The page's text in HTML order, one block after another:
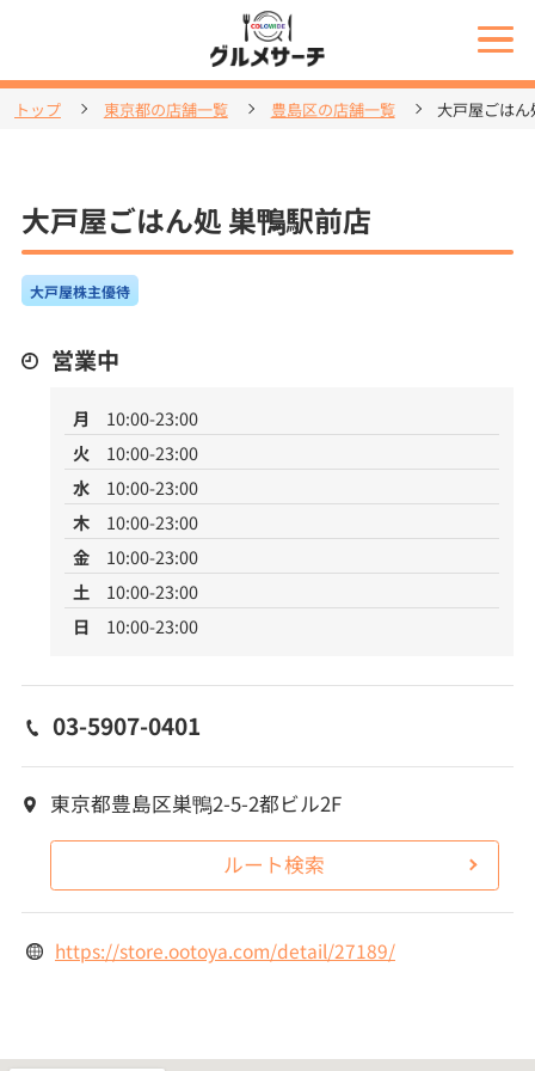
トップ 東京都の店舗一覧 豊島区の店舗一覧 大戸屋ごは
大戸屋ごはん処 巣鴨駅前店
大戸屋株主優待
営業中
月
10:00-23:00
火
10:00-23:00
水
10:00-23:00
木
10:00-23:00
金
10:00-23:00
土
10:00-23:00
日
10:00-23:00
03-5907-0401
東京都豊島区巣鴨2-5-2都ビル2F
ルート検索
https://store.ootoya.com/detail/27189/